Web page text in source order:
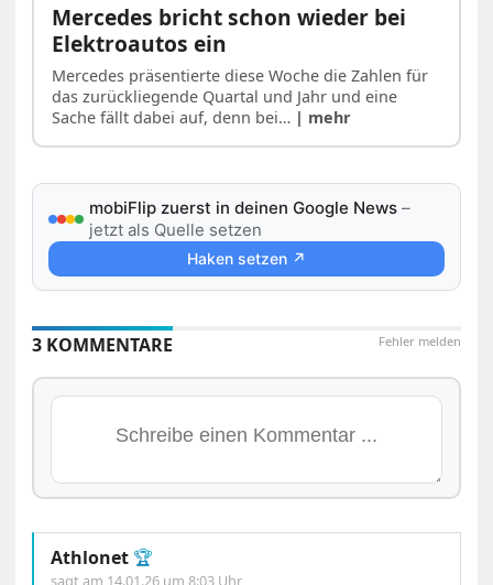
Mercedes bricht schon wieder bei
Elektroautos ein
Mercedes präsentierte diese Woche die Zahlen für
das zurückliegende Quartal und Jahr und eine
Sache fällt dabei auf, denn bei… | mehr
mobiFlip zuerst in deinen Google News –
jetzt als Quelle setzen
Haken setzen ↗
Fehler melden
3 KOMMENTARE
Athlonet 🏆